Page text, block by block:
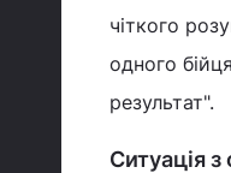
чіткого
одного
результат".
Ситуація